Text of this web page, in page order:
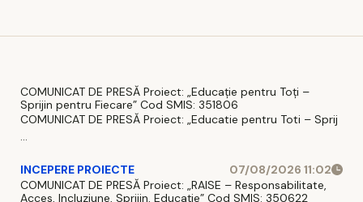
COMUNICAT DE PRESĂ Proiect: „Educație pentru Toți –
Sprijin pentru Fiecare” Cod SMIS: 351806
COMUNICAT DE PRESĂ Proiect: „Educatie pentru Toti – Sprij
...
INCEPERE PROIECTE
07/08/2026 11:02
COMUNICAT DE PRESĂ Proiect: „RAISE – Responsabilitate,
Acces, Incluziune, Sprijin, Educație” Cod SMIS: 350622